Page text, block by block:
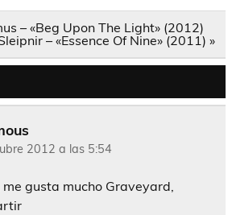
– «Beg Upon The Light» (2012)
– «Essence Of Nine» (2011) »
2012 a las 5:54
me gusta mucho Graveyard,